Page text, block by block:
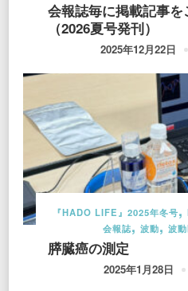
会報誌毎に掲載記事
（2026夏号発刊）
2025年12月22日
『HADO LIFE』2025年冬号
会報誌
波動 波
膵臓癌の測定
2025年1月28日